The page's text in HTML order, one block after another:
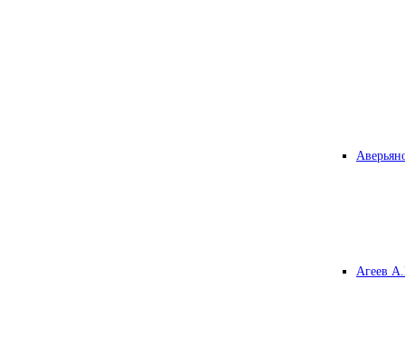
Агеев